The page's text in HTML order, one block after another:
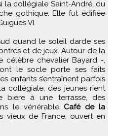
la collégiale Saint-André, du
gothique. Elle fut édifiée
VI.
quand le soleil darde ses
et de jeux. Autour de la
célèbre chevalier Bayard -,
le socle porte ses faits
enfants s’entraînent parfois
collégiale, des jeunes rient
bière à une terrasse, des
le vénérable Café de la
vieux de France, ouvert en